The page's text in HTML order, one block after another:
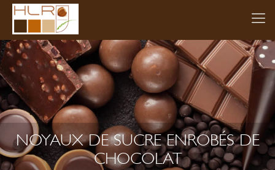
NOYAUX DE SUCRE ENROBÉS DE
CHOCOLAT